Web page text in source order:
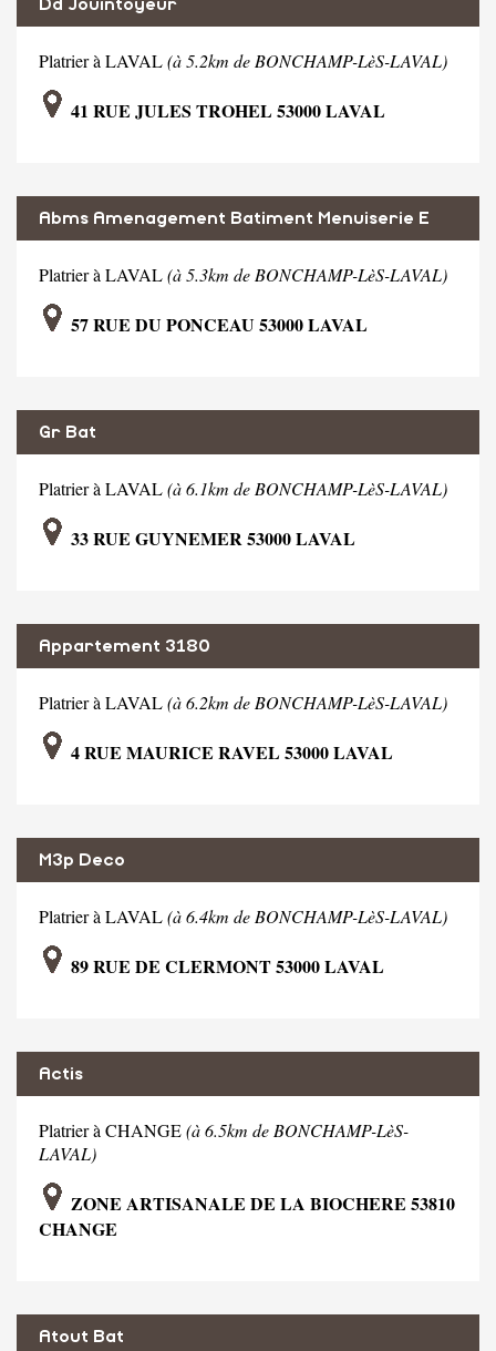
Dd Jouintoyeur
Platrier à LAVAL(à 5.2km de BONCHAMP-LèS-LAVAL)
41 RUE JULES TROHEL 53000 LAVAL
Abms Amenagement Batiment Menuiserie E
Platrier à LAVAL(à 5.3km de BONCHAMP-LèS-LAVAL)
57 RUE DU PONCEAU 53000 LAVAL
Gr Bat
Platrier à LAVAL(à 6.1km de BONCHAMP-LèS-LAVAL)
33 RUE GUYNEMER 53000 LAVAL
Appartement 3180
Platrier à LAVAL(à 6.2km de BONCHAMP-LèS-LAVAL)
4 RUE MAURICE RAVEL 53000 LAVAL
M3p Deco
Platrier à LAVAL(à 6.4km de BONCHAMP-LèS-LAVAL)
89 RUE DE CLERMONT 53000 LAVAL
Actis
Platrier à CHANGE(à 6.5km de BONCHAMP-LèS-
LAVAL)
ZONE ARTISANALE DE LA BIOCHERE 53810
CHANGE
Atout Bat